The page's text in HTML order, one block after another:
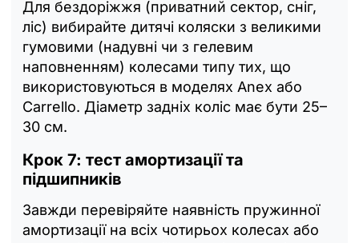
Для бездоріжжя (приватний сектор, сніг,
ліс) вибирайте дитячі коляски з великими
гумовими (надувні чи з гелевим
наповненням) колесами типу тих, що
використовуються в моделях Anex або
Carrello. Діаметр задніх коліс має бути 25–
30 см.
Крок 7: тест амортизації та
підшипників
Завжди перевіряйте наявність пружинної
амортизації на всіх чотирьох колесах або